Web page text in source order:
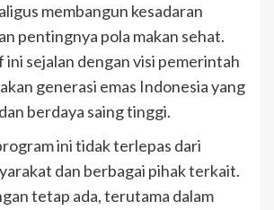
membangun kesadaran
pentingnya pola makan sehat.
ini sejalan dengan visi pemerintah
generasi emas Indonesia yang
berdaya saing tinggi.
ini tidak terlepas dari
dan berbagai pihak terkait.
tetap ada, terutama dalam